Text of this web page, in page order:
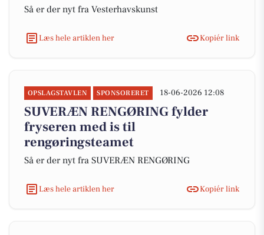
Så er der nyt fra Vesterhavskunst
Læs hele artiklen her Kopiér link
OPSLAGSTAVLEN SPONSORERET 18-06-2026 12:08
SUVERÆN RENGØRING fylder
fryseren med is til
rengøringsteamet
Så er der nyt fra SUVERÆN RENGØRING
Læs hele artiklen her Kopiér link